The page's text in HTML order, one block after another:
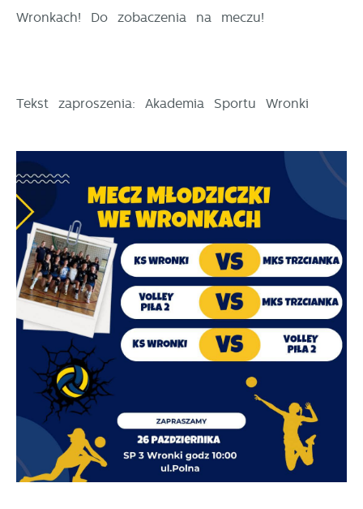
Wronkach! Do zobaczenia na meczu!
Tekst zaproszenia: Akademia Sportu Wronki